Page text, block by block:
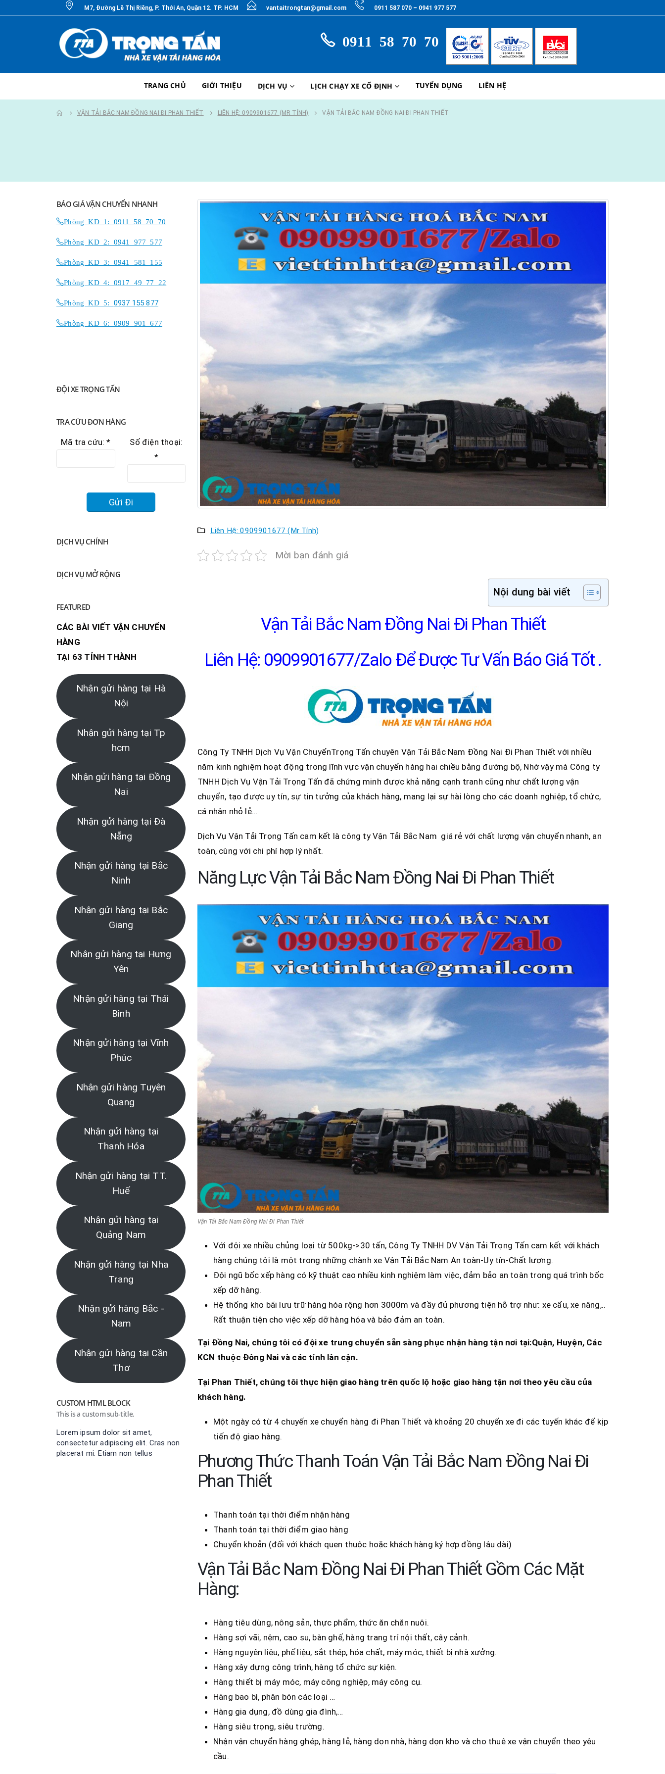
M7, Đường Lê Thị Riêng, P. Thới An, Quận 12. TP. HCM vantaitrongtan@gmail.com 0911 587 070 – 0941 977 577
0911 58 70 70
TRANG CHỦ GIỚI THIỆU DỊCH VỤ LỊCH CHẠY XE CỐ ĐỊNH TUYỂN DỤNG LIÊN HỆ
VẬN TẢI BẮC NAM ĐỒNG NAI ĐI PHAN THIẾT LIÊN HỆ: 0909901677 (MR TÍNH) VẬN TẢI BẮC NAM ĐỒNG NAI ĐI PHAN THIẾT
Liên Hệ: 0909901677 (Mr Tính)
Mời bạn đánh giá
Nội dung bài viết
Vận Tải Bắc Nam Đồng Nai Đi Phan Thiết
Liên Hệ: 0909901677/Zalo Để Được Tư Vấn Báo Giá Tốt .
Công Ty TNHH Dịch Vụ Vận ChuyểnTrọng Tấn chuyên Vận Tải Bắc Nam Đồng Nai Đi Phan Thiết với nhiều
năm kinh nghiệm hoạt động trong lĩnh vực vận chuyển hàng hai chiều bằng đường bộ, Nhờ vậy mà Công ty
TNHH Dịch Vụ Vận Tải Trọng Tấn đã chứng minh được khả năng cạnh tranh cũng như chất lượng vận
chuyển, tạo được uy tín, sự tin tưởng của khách hàng, mang lại sự hài lòng cho các doanh nghiệp, tổ chức,
cá nhân nhỏ lẻ…
Dịch Vụ Vận Tải Trọng Tấn cam kết là công ty Vận Tải Bắc Nam giá rẻ với chất lượng vận chuyển nhanh, an
toàn, cùng với chi phí hợp lý nhất.
Năng Lực Vận Tải Bắc Nam Đồng Nai Đi Phan Thiết
Vận Tải Bắc Nam Đồng Nai Đi Phan Thiết
Với đội xe nhiều chủng loại từ 500kg->30 tấn, Công Ty TNHH DV Vận Tải Trọng Tấn cam kết với khách
hàng chúng tôi là một trong những chành xe Vận Tải Bắc Nam An toàn-Uy tín-Chất lượng.
Đội ngũ bốc xếp hàng có kỹ thuật cao nhiều kinh nghiệm làm việc, đảm bảo an toàn trong quá trình bốc
xếp dỡ hàng.
Hệ thống kho bãi lưu trữ hàng hóa rộng hơn 3000m và đầy đủ phương tiện hỗ trợ như: xe cẩu, xe nâng,..
Rất thuận tiện cho việc xếp dỡ hàng hóa và bảo đảm an toàn.
Tại Đồng Nai, chúng tôi có đội xe trung chuyển sẵn sàng phục nhận hàng tận nơi tại:Quận, Huyện, Các
KCN thuộc Đông Nai và các tỉnh lân cận.
Tại Phan Thiết, chúng tôi thực hiện giao hàng trên quốc lộ hoặc giao hàng tận nơi theo yêu cầu của
khách hàng.
Một ngày có từ 4 chuyến xe chuyển hàng đi Phan Thiết và khoảng 20 chuyến xe đi các tuyến khác để kịp
tiến độ giao hàng.
Phương Thức Thanh Toán Vận Tải Bắc Nam Đồng Nai Đi
Phan Thiết
Thanh toán tại thời điểm nhận hàng
Thanh toán tại thời điểm giao hàng
Chuyển khoản (đối với khách quen thuộc hoặc khách hàng ký hợp đồng lâu dài)
Vận Tải Bắc Nam Đồng Nai Đi Phan Thiết Gồm Các Mặt
Hàng:
Hàng tiêu dùng, nông sản, thực phẩm, thức ăn chăn nuôi.
Hàng sợi vãi, nệm, cao su, bàn ghế, hàng trang trí nội thất, cây cảnh.
Hàng nguyên liệu, phế liệu, sắt thép, hóa chất, máy móc, thiết bị nhà xưởng.
Hàng xây dựng công trình, hàng tổ chức sự kiện.
Hàng thiết bị máy móc, máy công nghiệp, máy công cụ.
Hàng bao bì, phân bón các loại …
Hàng gia dụng, đồ dùng gia đình,…
Hàng siêu trọng, siêu trường.
Nhận vận chuyển hàng ghép, hàng lẻ, hàng dọn nhà, hàng dọn kho và cho thuê xe vận chuyển theo yêu
cầu.
BÁO GIÁ VẬN CHUYỂN NHANH
Phòng KD 1: 0911 58 70 70
Phòng KD 2: 0941 977 577
Phòng KD 3: 0941 581 155
Phòng KD 4: 0917 49 77 22
Phòng KD 5: 0937 155 877
Phòng KD 6: 0909 901 677
ĐỘI XE TRỌNG TẤN
TRA CỨU ĐƠN HÀNG
Mã tra cứu: *
Số điện thoại:
*
DỊCH VỤ CHÍNH
DỊCH VỤ MỞ RỘNG
FEATURED
CÁC BÀI VIẾT VẬN CHUYỂN
HÀNG
TẠI 63 TỈNH THÀNH
Nhận gửi hàng tại Hà
Nội
Nhận gửi hàng tại Tp
hcm
Nhận gửi hàng tại Đồng
Nai
Nhận gửi hàng tại Đà
Nẵng
Nhận gửi hàng tại Bắc
Ninh
Nhận gửi hàng tại Bắc
Giang
Nhận gửi hàng tại Hưng
Yên
Nhận gửi hàng tại Thái
Bình
Nhận gửi hàng tại Vĩnh
Phúc
Nhận gửi hàng Tuyên
Quang
Nhận gửi hàng tại
Thanh Hóa
Nhận gửi hàng tại TT.
Huế
Nhận gửi hàng tại
Quảng Nam
Nhận gửi hàng tại Nha
Trang
Nhận gửi hàng Bắc -
Nam
Nhận gửi hàng tại Cần
Thơ
CUSTOM HTML BLOCK
This is a custom sub-title.
Lorem ipsum dolor sit amet,
consectetur adipiscing elit. Cras non
placerat mi. Etiam non tellus